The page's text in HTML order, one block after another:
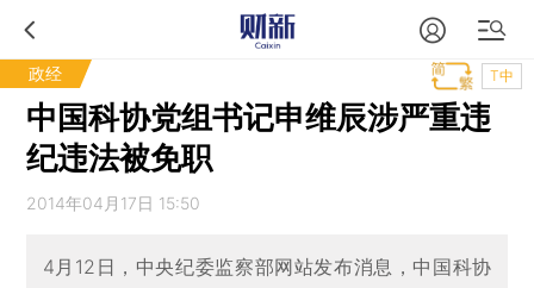
政经 T中
中国科协党组书记申维辰涉严重违
纪违法被免职
2014年04月17日 15:50
4月12日，中央纪委监察部网站发布消息，中国科协